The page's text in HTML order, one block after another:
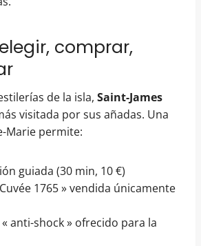
comprar,
de la isla, Saint-James
visitada por sus añadas. Una
Marie permite:
guiada (30 min, 10 €)
1765 » vendida únicamente
anti-shock » ofrecido para la